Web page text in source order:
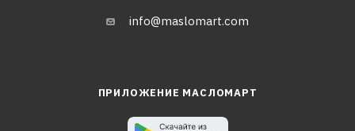
info@maslomart.com
ПРИЛОЖЕНИЕ МАСЛОМАРТ